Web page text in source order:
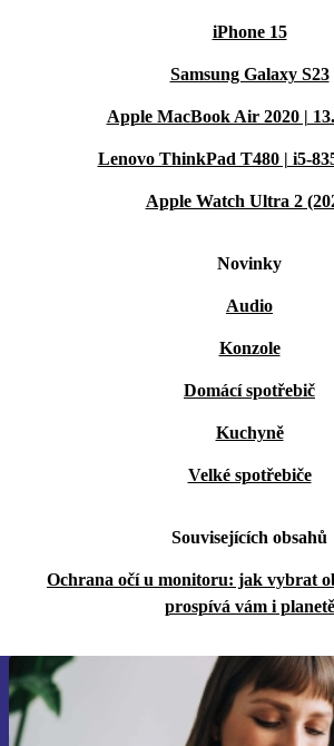
iPhone 15
Samsung Galaxy S23
Apple MacBook Air 2020 |
Lenovo ThinkPad T480 | i5-
Apple Watch Ultra 2
Novinky
Audio
Konzole
Domácí spotřebič
Kuchyně
Velké spotřebiče
Souvisejících obsahů
Ochrana očí u monitoru: jak vybrat
prospívá vám i planetě
Přihlas se k odběru
ušetři 400 Kč!